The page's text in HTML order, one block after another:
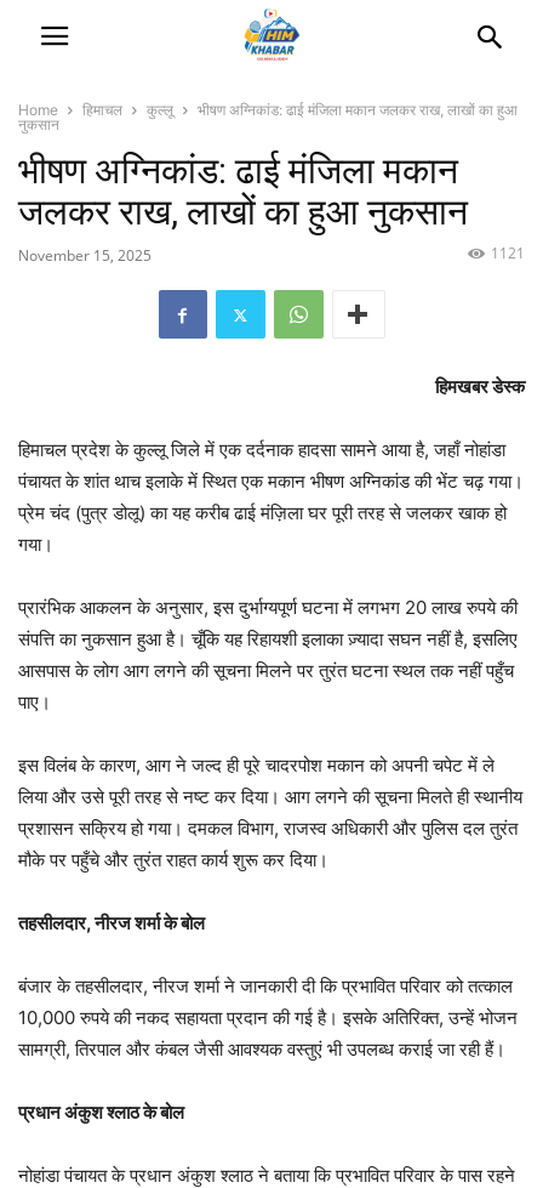
Home हिमाचल कुल्लू
भीषण अग्निकांड: ढाई मंजिला मकान जलकर राख, लाखों का हुआ
नुकसान
भीषण अग्निकांड: ढाई मंजिला मकान
जलकर राख, लाखों का हुआ नुकसान
November 15, 2025 1121
हिमखबर डेस्क
हिमाचल प्रदेश के कुल्लू जिले में एक दर्दनाक हादसा सामने आया है, जहाँ नोहांडा
पंचायत के शांत थाच इलाके में स्थित एक मकान भीषण अग्निकांड की भेंट चढ़ गया।
प्रेम चंद (पुत्र डोलू) का यह करीब ढाई मंज़िला घर पूरी तरह से जलकर खाक हो
गया।
प्रारंभिक आकलन के अनुसार, इस दुर्भाग्यपूर्ण घटना में लगभग 20 लाख रुपये की
संपत्ति का नुकसान हुआ है। चूँकि यह रिहायशी इलाका ज़्यादा सघन नहीं है, इसलिए
आसपास के लोग आग लगने की सूचना मिलने पर तुरंत घटना स्थल तक नहीं पहुँच
पाए।
इस विलंब के कारण, आग ने जल्द ही पूरे चादरपोश मकान को अपनी चपेट में ले
लिया और उसे पूरी तरह से नष्ट कर दिया। आग लगने की सूचना मिलते ही स्थानीय
प्रशासन सक्रिय हो गया। दमकल विभाग, राजस्व अधिकारी और पुलिस दल तुरंत
मौके पर पहुँचे और तुरंत राहत कार्य शुरू कर दिया।
तहसीलदार, नीरज शर्मा के बोल
बंजार के तहसीलदार, नीरज शर्मा ने जानकारी दी कि प्रभावित परिवार को तत्काल
10,000 रुपये की नकद सहायता प्रदान की गई है। इसके अतिरिक्त, उन्हें भोजन
सामग्री, तिरपाल और कंबल जैसी आवश्यक वस्तुएं भी उपलब्ध कराई जा रही हैं।
प्रधान अंकुश श्लाठ के बोल
नोहांडा पंचायत के प्रधान अंकुश श्लाठ ने बताया कि प्रभावित परिवार के पास रहने